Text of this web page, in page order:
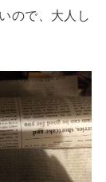
ので、大人し